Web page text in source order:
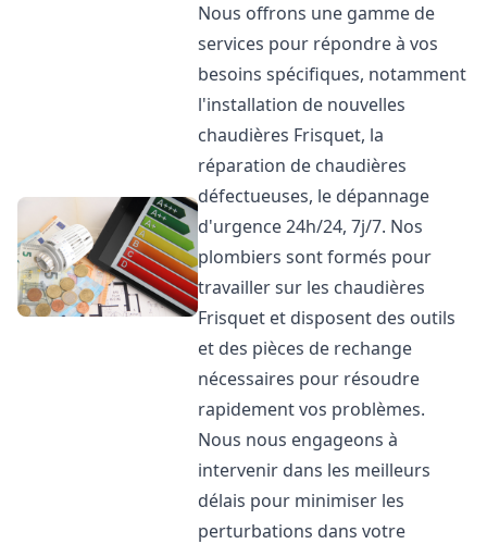
Nous offrons une gamme de
services pour répondre à vos
besoins spécifiques, notamment
l'installation de nouvelles
chaudières Frisquet, la
réparation de chaudières
défectueuses, le dépannage
d'urgence 24h/24, 7j/7. Nos
plombiers sont formés pour
travailler sur les chaudières
Frisquet et disposent des outils
et des pièces de rechange
nécessaires pour résoudre
rapidement vos problèmes.
Nous nous engageons à
intervenir dans les meilleurs
délais pour minimiser les
perturbations dans votre